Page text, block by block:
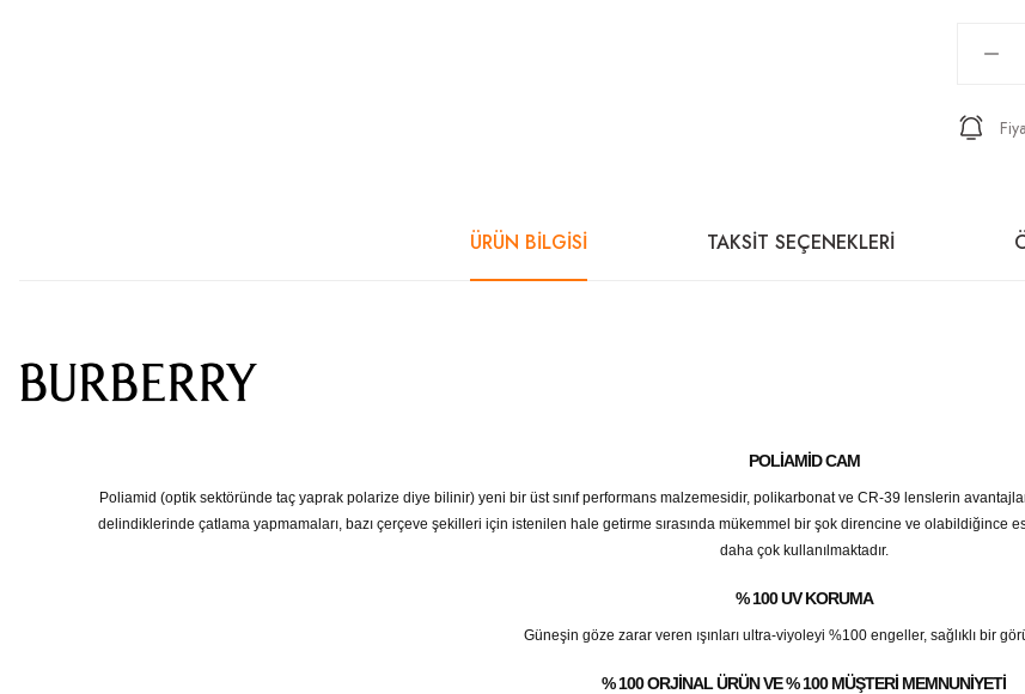
ÜRÜN BİLGİSİ TAKSİT SEÇENEKLERİ
POLIAMID CAM
Poliamid (optik sektöründe taç yaprak polarize diye bilinir) yeni bir üst sınıf performans malzemesidir, polikarbonat ve CR-39 lenslerin
delindiklerinde çatlama yapmamaları, bazı çerçeve şekilleri için istenilen hale getirme sırasında mükemmel bir şok direncine ve olabildiğince
daha çok kullanılmaktadır.
% 100 UV KORUMA
Güneşin göze zarar veren ışınları ultra-viyoleyi %100 engeller, sağlıklı bir
% 100 ORJINAL ÜRÜN VE % 100 MÜŞTERI MEMNUNIYETI